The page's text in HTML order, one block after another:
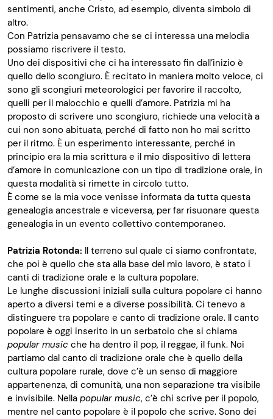
sentimenti, anche Cristo, ad esempio, diventa simbolo di
altro.
Con Patrizia pensavamo che se ci interessa una melodia
possiamo riscrivere il testo.
Uno dei dispositivi che ci ha interessato fin dall’inizio è
quello dello scongiuro. È recitato in maniera molto veloce, ci
sono gli scongiuri meteorologici per favorire il raccolto,
quelli per il malocchio e quelli d’amore. Patrizia mi ha
proposto di scrivere uno scongiuro, richiede una velocità a
cui non sono abituata, perché di fatto non ho mai scritto
per il ritmo. È un esperimento interessante, perché in
principio era la mia scrittura e il mio dispositivo di lettera
d’amore in comunicazione con un tipo di tradizione orale, in
questa modalità si rimette in circolo tutto.
È come se la mia voce venisse informata da tutta questa
genealogia ancestrale e viceversa, per far risuonare questa
genealogia in un evento collettivo contemporaneo.
Patrizia Rotonda: Il terreno sul quale ci siamo confrontate,
che poi è quello che sta alla base del mio lavoro, è stato i
canti di tradizione orale e la cultura popolare.
Le lunghe discussioni iniziali sulla cultura popolare ci hanno
aperto a diversi temi e a diverse possibilità. Ci tenevo a
distinguere tra popolare e canto di tradizione orale. Il canto
popolare è oggi inserito in un serbatoio che si chiama
popular music che ha dentro il pop, il reggae, il funk. Noi
partiamo dal canto di tradizione orale che è quello della
cultura popolare rurale, dove c’è un senso di maggiore
appartenenza, di comunità, una non separazione tra visibile
e invisibile. Nella popular music, c’è chi scrive per il popolo,
mentre nel canto popolare è il popolo che scrive. Sono dei